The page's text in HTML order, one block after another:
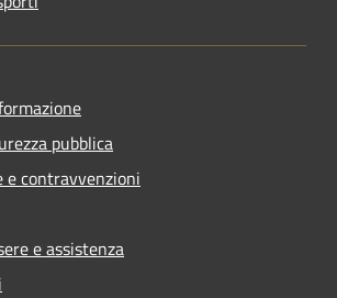
pubblica
e contravvenzioni
e assistenza